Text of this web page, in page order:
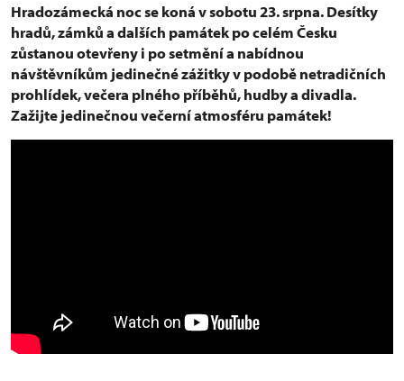
Hradozámecká noc se koná v sobotu 23. srpna. Desítky
hradů, zámků a dalších památek po celém Česku
zůstanou otevřeny i po setmění a nabídnou
návštěvníkům jedinečné zážitky v podobě netradičních
prohlídek, večera plného příběhů, hudby a divadla.
Zažijte jedinečnou večerní atmosféru památek!